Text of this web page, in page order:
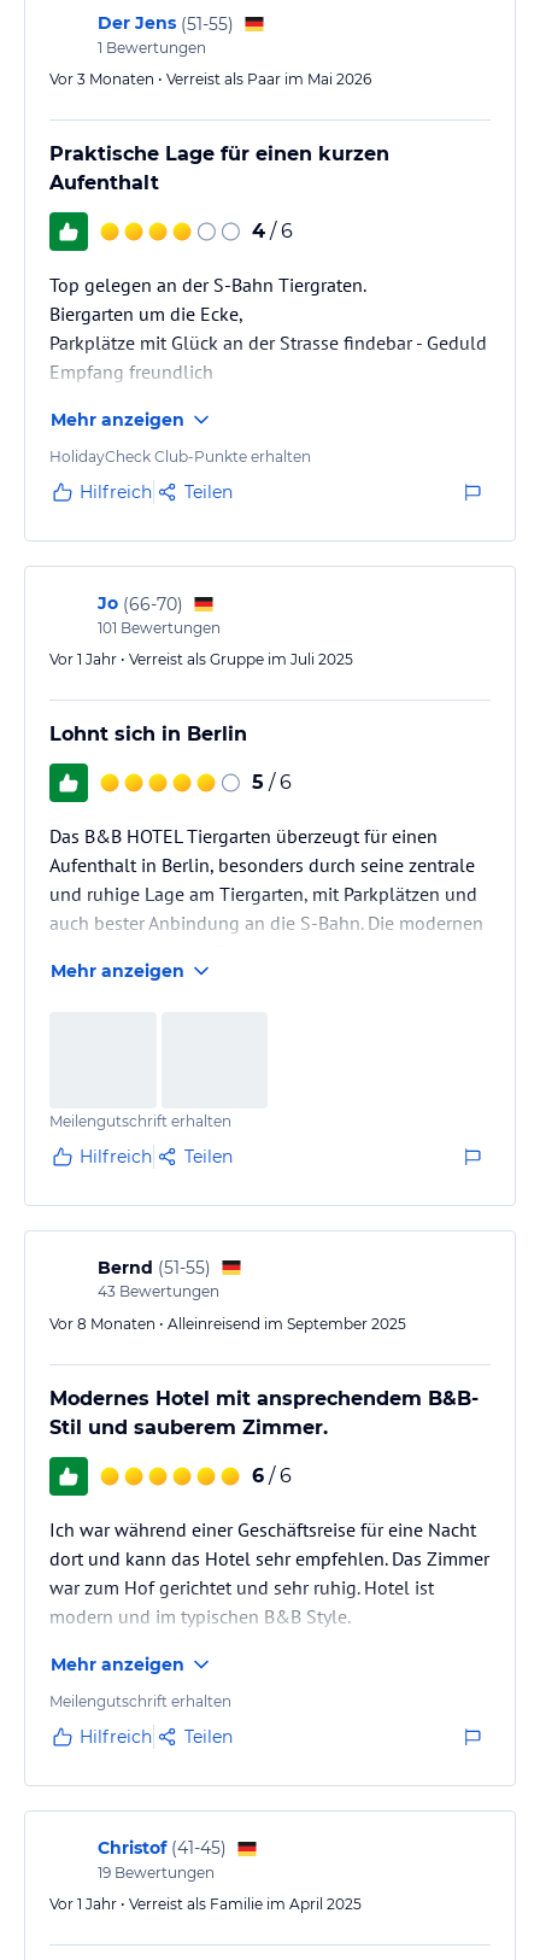
Der Jens (51-55)
1 Bewertungen
Vor 3 Monaten • Verreist als Paar im Mai 2026
Praktische Lage für einen kurzen
Aufenthalt
4 / 6
Top gelegen an der S-Bahn Tiergraten.
Biergarten um die Ecke,
Parkplätze mit Glück an der Strasse findebar - Geduld
Empfang freundlich
Badezimmer sehr klein mit einer wassersparenden
Tröpfeldusche
Zimmer sind nachts ruhig - hatten 245 zum Hof raus.
empfehlen
Früchstück beim Bäcker um die Ecke - hervorragend
Preis Leistung passt für uns und können das mit den
Hinweisen empfehlen.
Wir ware nur zum Schlafen und Duschen auf dem
Mehr anzeigen
HolidayCheck Club-Punkte erhalten
Hilfreich Teilen
Jo (66-70)
101 Bewertungen
Vor 1 Jahr • Verreist als Gruppe im Juli 2025
Lohnt sich in Berlin
5 / 6
Das B&B HOTEL Tiergarten überzeugt für einen
Aufenthalt in Berlin, besonders durch seine zentrale
und ruhige Lage am Tiergarten, mit Parkplätzen und
auch bester Anbindung an die S-Bahn. Die modernen
sind sauber, das Personal freundlich und hilfsbereit.
Tag in…
Mehr anzeigen
Meilengutschrift erhalten
Hilfreich Teilen
Bernd (51-55)
43 Bewertungen
Vor 8 Monaten • Alleinreisend im September 2025
Modernes Hotel mit ansprechendem B&B-
Stil und sauberem Zimmer.
6 / 6
Ich war während einer Geschäftsreise für eine Nacht
dort und kann das Hotel sehr empfehlen. Das Zimmer
war zum Hof gerichtet und sehr ruhig. Hotel ist
modern und im typischen B&B Style.
ist auch gut.
Mehr anzeigen
Meilengutschrift erhalten
Hilfreich Teilen
Christof (41-45)
19 Bewertungen
Vor 1 Jahr • Verreist als Familie im April 2025